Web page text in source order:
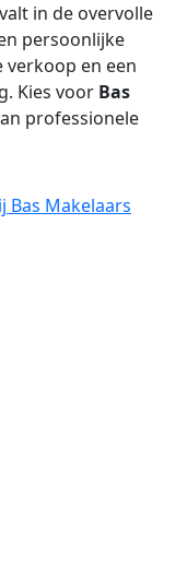
in de overvolle
persoonlijke
en een
Kies voor Bas
professionele
Makelaars